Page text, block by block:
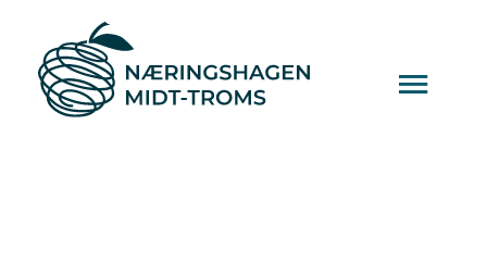
hovedinnhold